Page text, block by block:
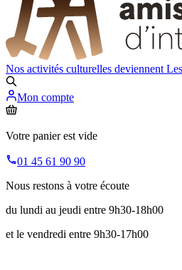
Nos activités culturelles deviennent
Mon compte
Votre panier est vide
01 45 61 90 90
Nous restons à votre écoute
du lundi au jeudi entre 9h30-18h00
et le vendredi entre 9h30-17h00